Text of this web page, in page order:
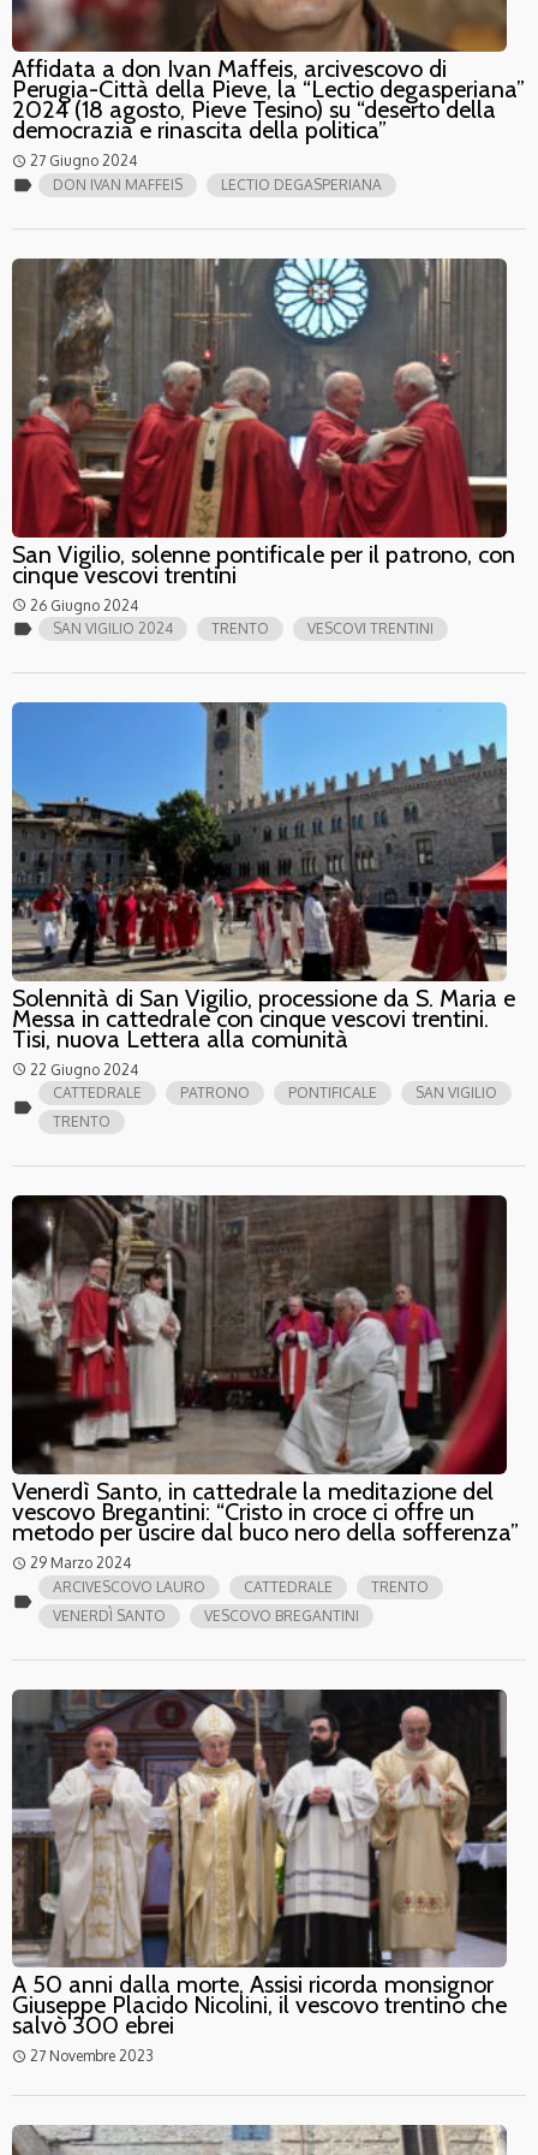
Affidata a don Ivan Maffeis, arcivescovo di
Perugia-Città della Pieve, la “Lectio degasperiana”
2024 (18 agosto, Pieve Tesino) su “deserto della
democrazia e rinascita della politica”
access_time 27 Giugno 2024
label DON IVAN MAFFEIS LECTIO DEGASPERIANA
San Vigilio, solenne pontificale per il patrono, con
cinque vescovi trentini
access_time 26 Giugno 2024
label SAN VIGILIO 2024 TRENTO VESCOVI TRENTINI
Solennità di San Vigilio, processione da S. Maria e
Messa in cattedrale con cinque vescovi trentini.
Tisi, nuova Lettera alla comunità
access_time 22 Giugno 2024
label
CATTEDRALE PATRONO PONTIFICALE
SAN VIGILIO
TRENTO
Venerdì Santo, in cattedrale la meditazione del
vescovo Bregantini: “Cristo in croce ci offre un
metodo per uscire dal buco nero della sofferenza”
access_time 29 Marzo 2024
label
ARCIVESCOVO LAURO CATTEDRALE
TRENTO
VENERDÌ SANTO
VESCOVO BREGANTINI
A 50 anni dalla morte, Assisi ricorda monsignor
Giuseppe Placido Nicolini, il vescovo trentino che
salvò 300 ebrei
access_time 27 Novembre 2023